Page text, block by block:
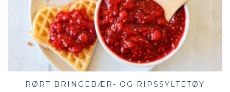
RØRT BRINGEBÆR- OG RIPSSYLTETØY